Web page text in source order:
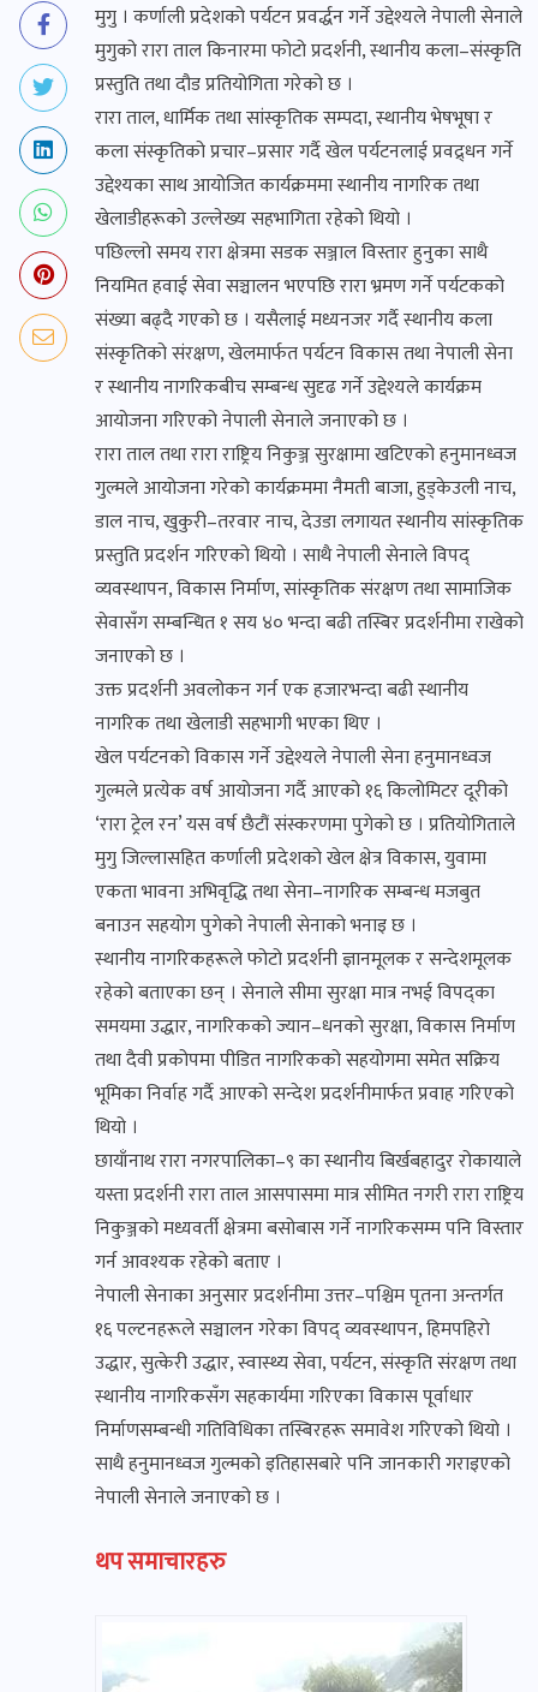
मुगु । कर्णाली प्रदेशको पर्यटन प्रवर्द्धन गर्ने उद्देश्यले नेपाली सेनाले
मुगुको रारा ताल किनारमा फोटो प्रदर्शनी, स्थानीय कला–संस्कृति
प्रस्तुति तथा दौड प्रतियोगिता गरेको छ ।
रारा ताल, धार्मिक तथा सांस्कृतिक सम्पदा, स्थानीय भेषभूषा र
कला संस्कृतिको प्रचार–प्रसार गर्दै खेल पर्यटनलाई प्रवद्र्धन गर्ने
उद्देश्यका साथ आयोजित कार्यक्रममा स्थानीय नागरिक तथा
खेलाडीहरूको उल्लेख्य सहभागिता रहेको थियो ।
पछिल्लो समय रारा क्षेत्रमा सडक सञ्जाल विस्तार हुनुका साथै
नियमित हवाई सेवा सञ्चालन भएपछि रारा भ्रमण गर्ने पर्यटकको
संख्या बढ्दै गएको छ । यसैलाई मध्यनजर गर्दै स्थानीय कला
संस्कृतिको संरक्षण, खेलमार्फत पर्यटन विकास तथा नेपाली सेना
र स्थानीय नागरिकबीच सम्बन्ध सुदृढ गर्ने उद्देश्यले कार्यक्रम
आयोजना गरिएको नेपाली सेनाले जनाएको छ ।
रारा ताल तथा रारा राष्ट्रिय निकुञ्ज सुरक्षामा खटिएको हनुमानध्वज
गुल्मले आयोजना गरेको कार्यक्रममा नैमती बाजा, हुड्केउली नाच,
डाल नाच, खुकुरी–तरवार नाच, देउडा लगायत स्थानीय सांस्कृतिक
प्रस्तुति प्रदर्शन गरिएको थियो । साथै नेपाली सेनाले विपद्
व्यवस्थापन, विकास निर्माण, सांस्कृतिक संरक्षण तथा सामाजिक
सेवासँग सम्बन्धित १ सय ४० भन्दा बढी तस्बिर प्रदर्शनीमा राखेको
जनाएको छ ।
उक्त प्रदर्शनी अवलोकन गर्न एक हजारभन्दा बढी स्थानीय
नागरिक तथा खेलाडी सहभागी भएका थिए ।
खेल पर्यटनको विकास गर्ने उद्देश्यले नेपाली सेना हनुमानध्वज
गुल्मले प्रत्येक वर्ष आयोजना गर्दै आएको १६ किलोमिटर दूरीको
‘रारा ट्रेल रन’ यस वर्ष छैटौं संस्करणमा पुगेको छ । प्रतियोगिताले
मुगु जिल्लासहित कर्णाली प्रदेशको खेल क्षेत्र विकास, युवामा
एकता भावना अभिवृद्धि तथा सेना–नागरिक सम्बन्ध मजबुत
बनाउन सहयोग पुगेको नेपाली सेनाको भनाइ छ ।
स्थानीय नागरिकहरूले फोटो प्रदर्शनी ज्ञानमूलक र सन्देशमूलक
रहेको बताएका छन् । सेनाले सीमा सुरक्षा मात्र नभई विपद्का
समयमा उद्धार, नागरिकको ज्यान–धनको सुरक्षा, विकास निर्माण
तथा दैवी प्रकोपमा पीडित नागरिकको सहयोगमा समेत सक्रिय
भूमिका निर्वाह गर्दै आएको सन्देश प्रदर्शनीमार्फत प्रवाह गरिएको
थियो ।
छायाँनाथ रारा नगरपालिका–९ का स्थानीय बिर्खबहादुर रोकायाले
यस्ता प्रदर्शनी रारा ताल आसपासमा मात्र सीमित नगरी रारा राष्ट्रिय
निकुञ्जको मध्यवर्ती क्षेत्रमा बसोबास गर्ने नागरिकसम्म पनि विस्तार
गर्न आवश्यक रहेको बताए ।
नेपाली सेनाका अनुसार प्रदर्शनीमा उत्तर–पश्चिम पृतना अन्तर्गत
१६ पल्टनहरूले सञ्चालन गरेका विपद् व्यवस्थापन, हिमपहिरो
उद्धार, सुत्केरी उद्धार, स्वास्थ्य सेवा, पर्यटन, संस्कृति संरक्षण तथा
स्थानीय नागरिकसँग सहकार्यमा गरिएका विकास पूर्वाधार
निर्माणसम्बन्धी गतिविधिका तस्बिरहरू समावेश गरिएको थियो ।
साथै हनुमानध्वज गुल्मको इतिहासबारे पनि जानकारी गराइएको
नेपाली सेनाले जनाएको छ ।
थप समाचारहरु